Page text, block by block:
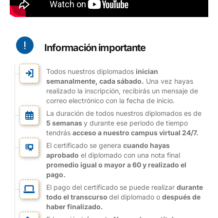
Información importante
Todos nuestros diplomados inician
semanalmente, cada sábado. Una vez hayas
realizado la inscripción, recibirás un mensaje de
correo electrónico con la fecha de inicio.
La duración de todos nuestros diplomados es de
5 semanasy durante ese periodo de tiempo
tendrás acceso a nuestro campus virtual 24/7.
El certificado se genera cuando hayas
aprobado el diplomado con una nota final
promedio igual o mayor a 60 y realizado el
pago.
El pago del certificado se puede realizar durante
todo el transcurso del diplomado o después de
haber finalizado.